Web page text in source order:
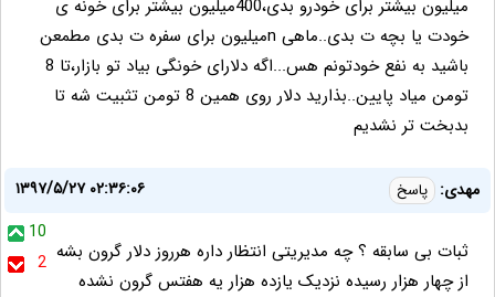
میلیون بیشتر برای خودرو بدی،400میلیون بیشتر برای خونه ی
خودت یا بچه ت بدی..ماهی nمیلیون برای سفره ت بدی مطمعن
باشید به نفع خودتونم هس...اگه دلارای خونگی بیاد تو بازار،تا 8
تومن میاد پایین..بذارید دلار روی همین 8 تومن تثبیت شه تا
بدبخت تر نشدیم
مهدی: پاسخ
۱۳۹۷/۵/۲۷ ۰۲:۳۶:۰۶
10
2 ثبات بی سابقه ؟ چه مدیریتی انتظار داره هرروز دلار گرون بشه
از چهار هزار رسيده نزدیک یازده هزار یه هفتس گرون نشده